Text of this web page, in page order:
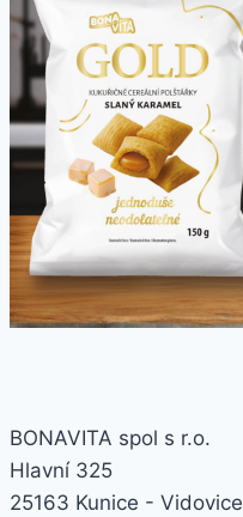
BONAVITA spol s r.o.
Hlavní 325
25163 Kunice - Vidovice